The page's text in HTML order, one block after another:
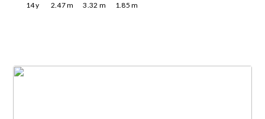
14y 2.47m 3.32 m 1.85 m